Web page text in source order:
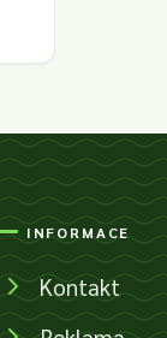
INFORMACE
Kontakt